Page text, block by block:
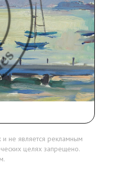
не является рекламным
целях запрещено.